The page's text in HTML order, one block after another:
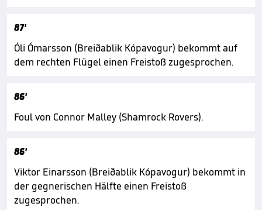
87'
Óli Ómarsson (Breiðablik Kópavogur) bekommt auf
dem rechten Flügel einen Freistoß zugesprochen.
86'
Foul von Connor Malley (Shamrock Rovers).
86'
Viktor Einarsson (Breiðablik Kópavogur) bekommt in
der gegnerischen Hälfte einen Freistoß
zugesprochen.